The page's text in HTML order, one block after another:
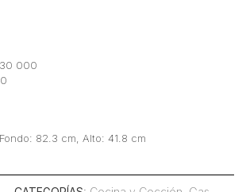
30 000
82.3 cm, Alto: 41.8 cm